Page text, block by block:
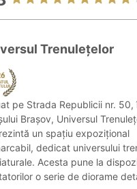
Trenulețelor
pe Strada Republicii nr. 50,
Brașov, Universul
un spațiu expozițional
dedicat universului
Acesta pune la
o serie de diorame